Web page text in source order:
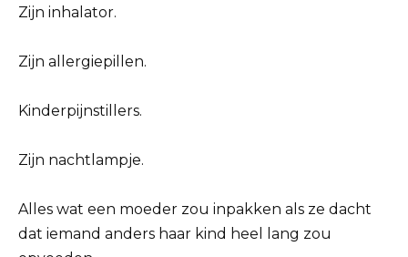
Zijn inhalator.
Zijn allergiepillen.
Kinderpijnstillers.
Zijn nachtlampje.
Alles wat een moeder zou inpakken als ze dacht
dat iemand anders haar kind heel lang zou